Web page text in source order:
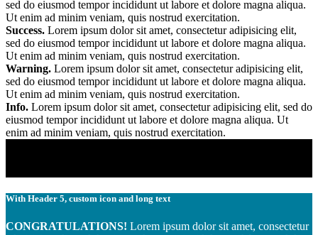
sed do eiusmod tempor incididunt ut labore et dolore magna aliqua.
Ut enim ad minim veniam, quis nostrud exercitation.
Success. Lorem ipsum dolor sit amet, consectetur adipisicing elit,
sed do eiusmod tempor incididunt ut labore et dolore magna aliqua.
Ut enim ad minim veniam, quis nostrud exercitation.
Warning. Lorem ipsum dolor sit amet, consectetur adipisicing elit,
sed do eiusmod tempor incididunt ut labore et dolore magna aliqua.
Ut enim ad minim veniam, quis nostrud exercitation.
Info. Lorem ipsum dolor sit amet, consectetur adipisicing elit, sed do
eiusmod tempor incididunt ut labore et dolore magna aliqua. Ut
enim ad minim veniam, quis nostrud exercitation.
With Header 5, custom icon and long text
CONGRATULATIONS! Lorem ipsum dolor sit amet, consectetur